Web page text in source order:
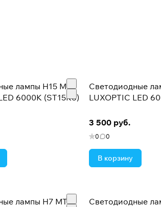
лампы H15 MTF
6000K (ST15K6)
Светодиодные
LUXOPTIC LED
3 500 руб.
0 0
В корзину
лампы H7 MTF
Светодиодные